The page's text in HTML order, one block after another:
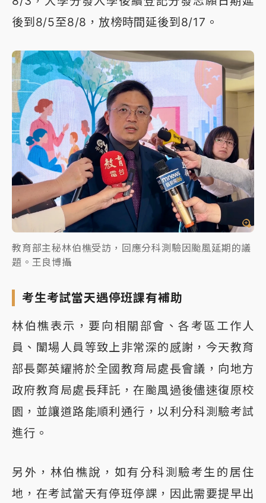
後到8/5至8/8，放榜時間延後到8/17。
教育部主秘林伯樵受訪，回應分科測驗因颱風延期的議
題。王良博攝
考生考試當天遇停班課有補助
林伯樵表示，要向相關部會、各考區工作人
員、闈場人員等致上非常深的感謝，今天教育
部長鄭英耀將於全國教育局處長會議，向地方
政府教育局處長拜託，在颱風過後儘速復原校
園，並讓道路能順利通行，以利分科測驗考試
進行。
另外，林伯樵說，如有分科測驗考生的居住
地，在考試當天有停班停課，因此需要提早出